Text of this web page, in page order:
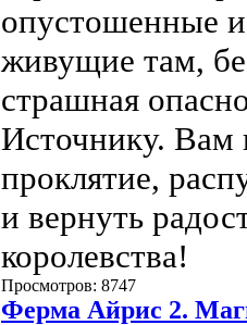
опустошенные
живущие там,
страшная
Источнику. Вам
проклятие,
и вернуть
королевства!
Просмотров: 8747
Ферма Айрис 2.